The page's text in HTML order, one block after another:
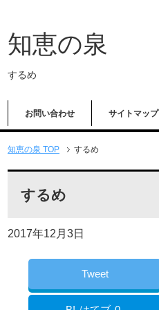
知恵の泉
するめ
お問い合わせ サイトマップ
知恵の泉 TOP するめ
するめ
2017年12月3日
Tweet